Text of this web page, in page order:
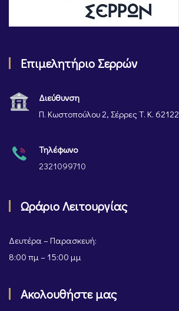
Επιμελητήριο Σερρών
Διεύθυνση
Π. Κωστοπούλου 2, Σέρρες Τ. Κ. 62122
Τηλέφωνο
2321099710
Ωράριο Λειτουργίας
Δευτέρα – Παρασκευή:
8:00 πμ – 15:00 μμ
Ακολουθήστε μας